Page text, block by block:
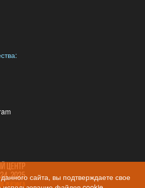
сайта, вы подтверждаете свое